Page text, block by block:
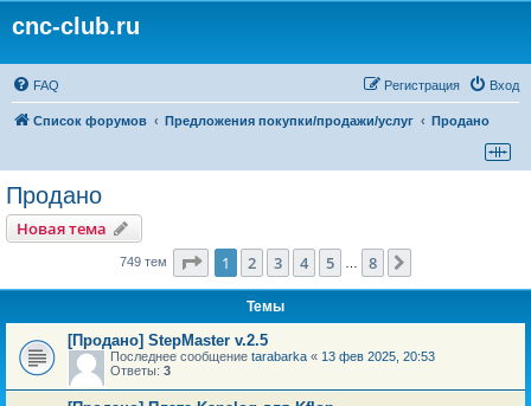
cnc-club.ru
FAQ Вход
Регистрация
Список форумов Предложения покупки/продажи/услуг Продано
Продано
Новая тема
749 тем Страница из
1 2 3 4 5 8
Темы
[Продано] StepMaster v.2.5
Последнее сообщение tarabarka « 13 фев 2025, 20:53
Ответы: 3